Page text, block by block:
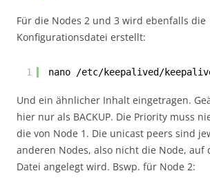
Für die Nodes 2 und 3 wird ebenfalls die
Konfigurationsdatei erstellt:
1 nano /etc/keepalived/
Und ein ähnlicher Inhalt eingetragen.
hier nur als BACKUP. Die Priority muss
die von Node 1. Die unicast peers sind
anderen Nodes, also nicht die Node, auf
Datei angelegt wird. Bswp. für Node 2: